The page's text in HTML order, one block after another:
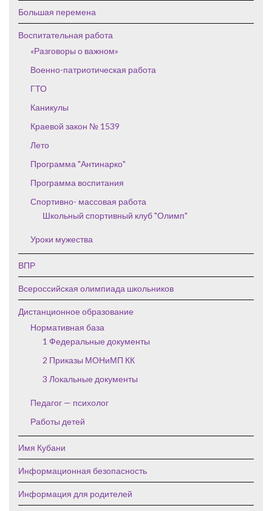
Большая перемена
Воспитательная работа
«Разговоры о важном»
Военно-патриотическая работа
ГТО
Каникулы
Краевой закон № 1539
Лето
Программа "Антинарко"
Программа воспитания
Спортивно- массовая работа
Школьный спортивный клуб "Олимп"
Уроки мужества
ВПР
Всероссийская олимпиада школьников
Дистанционное образование
Нормативная база
1 Федеральные документы
2 Приказы МОНиМП КК
3 Локальные документы
Педагог — психолог
Работы детей
Имя Кубани
Информационная безопасность
Информация для родителей